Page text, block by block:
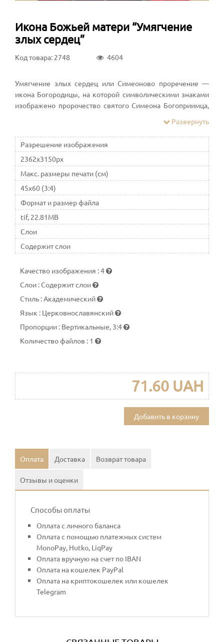
Икона Божьей матери “Умягчение
злых сердец”
Код товара: 2748 4604
Умягчение злых сердец или Симеоново проречение —
икона Богородицы, на которой символическими знаками
изображено пророчество святого Симеона Богоприимца,
Развернуть
Разрешение изображения
2362x3150px
Макс. размеры печати (см)
45x60 (3:4)
Формат и размер файла
tif, 22.81MB
Слои
Содержит слои
Качество изображения :4
Слои :Содержит слои
Стиль :Академический
Язык : Церковнославянский
Пропорции : Вертикальные, 3:4
Количество файлов : 1
71.60 UAH
Добавить в корзину
Оплата Доставка Возврат товара
Отзывы и оценки
Способы оплаты
Оплата с личного баланса
Оплата с помощью платежных систем
MonoPay, Hutko, LiqPay
Оплата вручную на счет по IBAN
Оплата на кошелек PayPal
Оплата на криптокошелек или кошелек
Telegram